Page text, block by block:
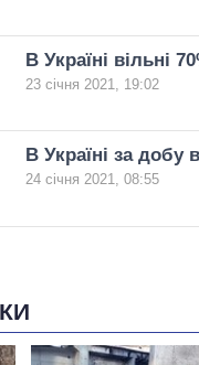
В Україні вільні
23 січня 2021, 19:02
В Україні за
24 січня 2021, 08:55